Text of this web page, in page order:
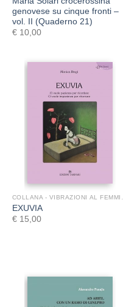
genovese su cinque fronti –
vol. II (Quaderno 21)
€ 10,00
EXUVIA
€ 15,00